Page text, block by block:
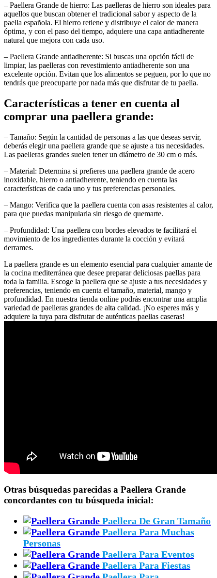
– Paellera Grande de hierro: Las paelleras de hierro son ideales para
aquellos que buscan obtener el tradicional sabor y aspecto de la
paella española. El hierro retiene y distribuye el calor de manera
óptima, y con el paso del tiempo, adquiere una capa antiadherente
natural que mejora con cada uso.
– Paellera Grande antiadherente: Si buscas una opción fácil de
limpiar, las paelleras con revestimiento antiadherente son una
excelente opción. Evitan que los alimentos se peguen, por lo que no
tendrás que preocuparte por nada más que disfrutar de tu paella.
Características a tener en cuenta al
comprar una paellera grande:
– Tamaño: Según la cantidad de personas a las que deseas servir,
deberás elegir una paellera grande que se ajuste a tus necesidades.
Las paelleras grandes suelen tener un diámetro de 30 cm o más.
– Material: Determina si prefieres una paellera grande de acero
inoxidable, hierro o antiadherente, teniendo en cuenta las
características de cada uno y tus preferencias personales.
– Mango: Verifica que la paellera cuenta con asas resistentes al calor,
para que puedas manipularla sin riesgo de quemarte.
– Profundidad: Una paellera con bordes elevados te facilitará el
movimiento de los ingredientes durante la cocción y evitará
derrames.
La paellera grande es un elemento esencial para cualquier amante de
la cocina mediterránea que desee preparar deliciosas paellas para
toda la familia. Escoge la paellera que se ajuste a tus necesidades y
preferencias, teniendo en cuenta el tamaño, material, mango y
profundidad. En nuestra tienda online podrás encontrar una amplia
variedad de paelleras grandes de alta calidad. ¡No esperes más y
adquiere la tuya para disfrutar de auténticas paellas caseras!
Otras búsquedas parecidas a Paellera Grande
concordantes con tu búsqueda inicial:
Paellera De Gran Tamaño
Paellera Para Muchas
Personas
Paellera Para Eventos
Paellera Para Fiestas